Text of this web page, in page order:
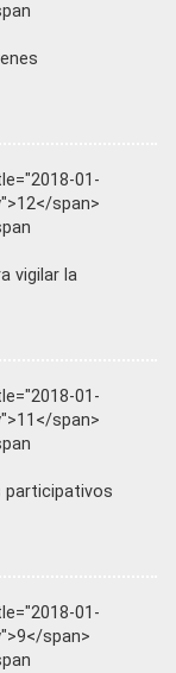
01-
span>
vigilar la
01-
span>
participativos
01-
span>